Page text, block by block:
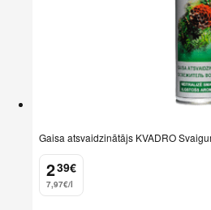
Gaisa atsvaidzinātājs KVADRO
2
. 39€
7,97€/l